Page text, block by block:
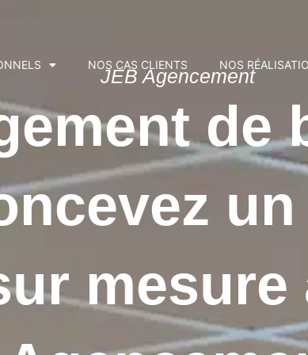
NOS CAS CLIENTS NOS
JEB Agencement
de
mesure